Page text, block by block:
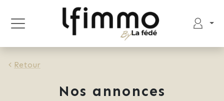
Retour
Nos annonces